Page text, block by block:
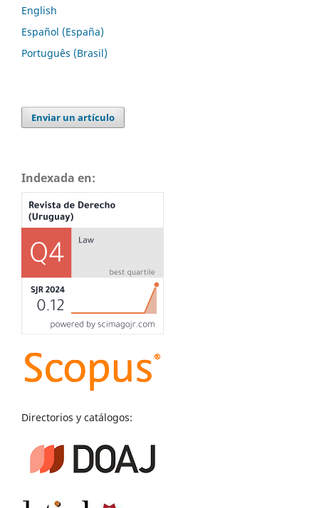
English
Español (España)
Português (Brasil)
Enviar un artículo
Indexada en:
Directorios y catálogos: